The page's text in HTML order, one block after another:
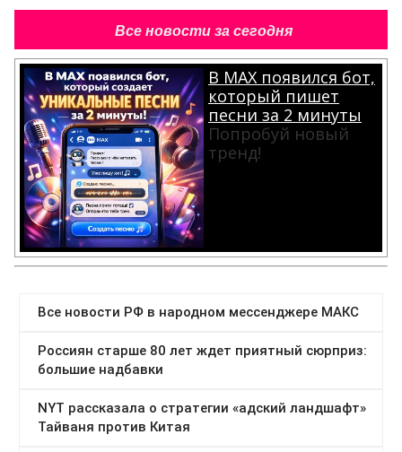
Все новости за сегодня
В MAX появился бот,
который пишет
песни за 2 минуты
Попробуй новый
тренд!